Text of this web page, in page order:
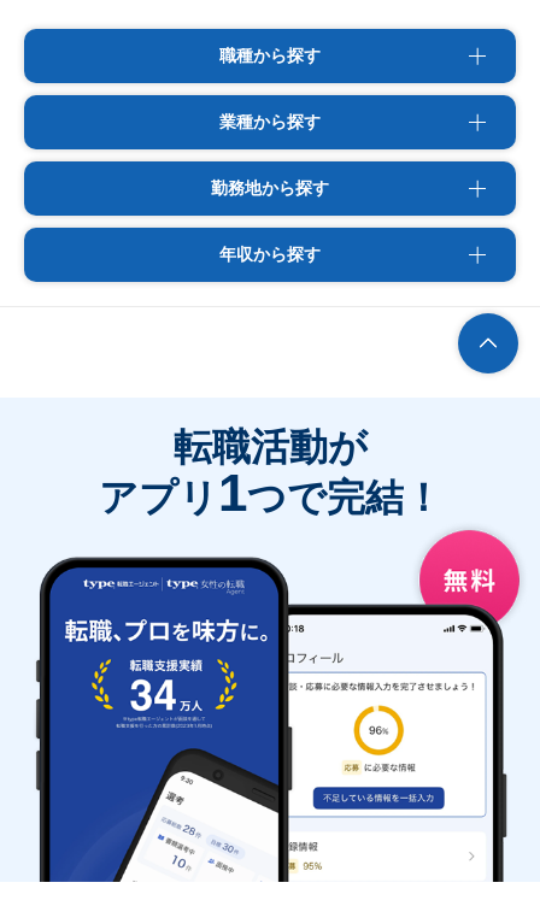
職種から探す
業種から探す
勤務地から探す
年収から探す
転職活動が
アプリ 1つで完結！